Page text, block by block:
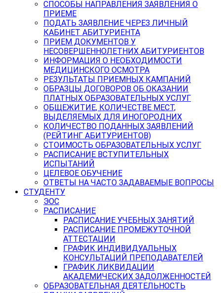
СПОСОБЫ НАПРАВЛЕНИЯ ЗАЯВЛЕНИЯ О
ПРИЕМЕ
ПОДАТЬ ЗАЯВЛЕНИЕ ЧЕРЕЗ ЛИЧНЫЙ
КАБИНЕТ АБИТУРИЕНТА
ПРИЕМ ДОКУМЕНТОВ У
НЕСОВЕРШЕННОЛЕТНИХ АБИТУРИЕНТОВ
ИНФОРМАЦИЯ О НЕОБХОДИМОСТИ
МЕДИЦИНСКОГО ОСМОТРА
РЕЗУЛЬТАТЫ ПРИЕМНЫХ КАМПАНИЙ
ОБРАЗЦЫ ДОГОВОРОВ ОБ ОКАЗАНИИ
ПЛАТНЫХ ОБРАЗОВАТЕЛЬНЫХ УСЛУГ
ОБЩЕЖИТИЕ, КОЛИЧЕСТВЕ МЕСТ,
ВЫДЕЛЯЕМЫХ ДЛЯ ИНОГОРОДНИХ
КОЛИЧЕСТВО ПОДАННЫХ ЗАЯВЛЕНИЙ
(РЕЙТИНГ АБИТУРИЕНТОВ)
СТОИМОСТЬ ОБРАЗОВАТЕЛЬНЫХ УСЛУГ
РАСПИСАНИЕ ВСТУПИТЕЛЬНЫХ
ИСПЫТАНИЙ
ЦЕЛЕВОЕ ОБУЧЕНИЕ
ОТВЕТЫ НА ЧАСТО ЗАДАВАЕМЫЕ ВОПРОСЫ
СТУДЕНТУ
ЭОС
РАСПИСАНИЕ
РАСПИСАНИЕ УЧЕБНЫХ ЗАНЯТИЙ
РАСПИСАНИЕ ПРОМЕЖУТОЧНОЙ
АТТЕСТАЦИИ
ГРАФИК ИНДИВИДУАЛЬНЫХ
КОНСУЛЬТАЦИЙ ПРЕПОДАВАТЕЛЕЙ
ГРАФИК ЛИКВИДАЦИИ
АКАДЕМИЧЕСКИХ ЗАДОЛЖЕННОСТЕЙ
ОБРАЗОВАТЕЛЬНАЯ ДЕЯТЕЛЬНОСТЬ